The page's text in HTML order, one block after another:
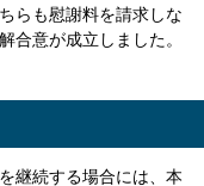
らも慰謝料を請求しな
合意が成立しました。
継続する場合には、本